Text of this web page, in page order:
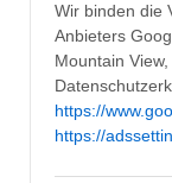
Wir binden die
Anbieters
Mountain View,
https://
https://